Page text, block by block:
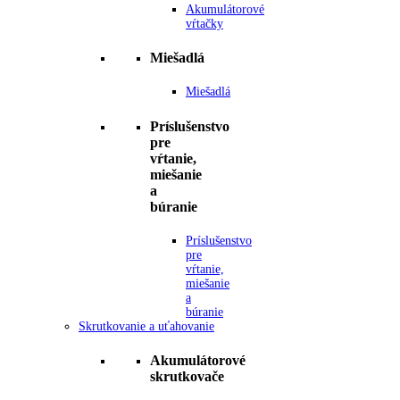
Akumulátorové
vŕtačky
Miešadlá
Miešadlá
Príslušenstvo
pre
vŕtanie,
miešanie
a
búranie
Príslušenstvo
pre
vŕtanie,
miešanie
a
búranie
Skrutkovanie a uťahovanie
Akumulátorové
skrutkovače